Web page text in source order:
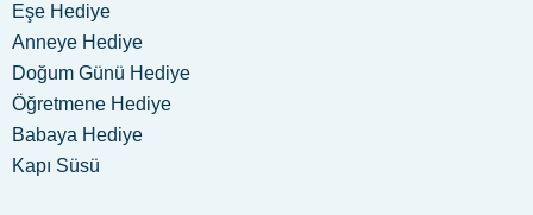
Eşe Hediye
Anneye Hediye
Doğum Günü Hediye
Öğretmene Hediye
Babaya Hediye
Kapı Süsü